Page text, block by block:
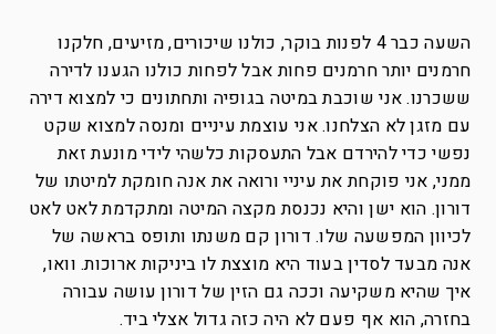
השעה כבר 4 לפנות בוקר, כולנו שיכורים, מזיעים, חלקנו
חרמנים יותר חרמנים פחות אבל לפחות כולנו הגענו לדירה
ששכרנו. אני שוכבת במיטה בגופיה ותחתונים כי למצוא דירה
עם מזגן לא הצלחנו. אני עוצמת עיניים ומנסה למצוא שקט
נפשי כדי להירדם אבל התעסקות כלשהי לידי מונעת זאת
ממני, אני פוקחת את עיניי ורואה את אנה חומקת למיטתו של
דורון. הוא ישן והיא נכנסת מקצה המיטה ומתקדמת לאט לאט
לכיוון המפשעה שלו. דורון קם משנתו ותופס בראשה של
אנה מבעד לסדין בעוד היא מוצצת לו ביניקות ארוכות. וואו,
איך שהיא משקיעה וככה גם הזין של דורון עושה עבורה
בחזרה, הוא אף פעם לא היה כזה גדול אצלי ביד.